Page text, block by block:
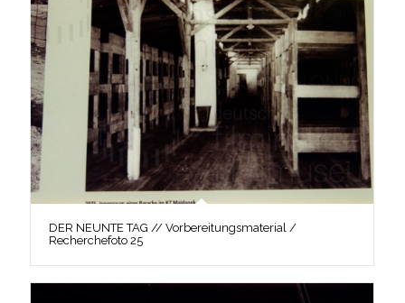
DER NEUNTE TAG // Vorbereitungsmaterial /
Recherchefoto 25